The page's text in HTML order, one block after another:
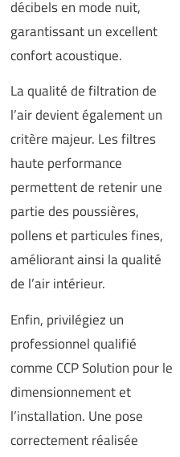
décibels en mode nuit,
garantissant un excellent
confort acoustique.
La qualité de filtration de
l’air devient également un
critère majeur. Les filtres
haute performance
permettent de retenir une
partie des poussières,
pollens et particules fines,
améliorant ainsi la qualité
de l’air intérieur.
Enfin, privilégiez un
professionnel qualifié
comme CCP Solution pour le
dimensionnement et
l’installation. Une pose
correctement réalisée